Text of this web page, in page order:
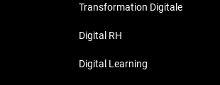
Transformation Digitale
Digital RH
Digital Learning